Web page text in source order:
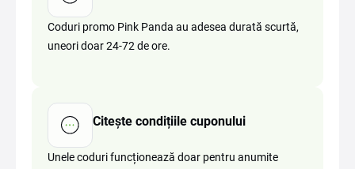
Coduri promo Pink Panda au adesea durată scurtă,
uneori doar 24-72 de ore.
Citește condițiile cuponului
Unele coduri funcționează doar pentru anumite